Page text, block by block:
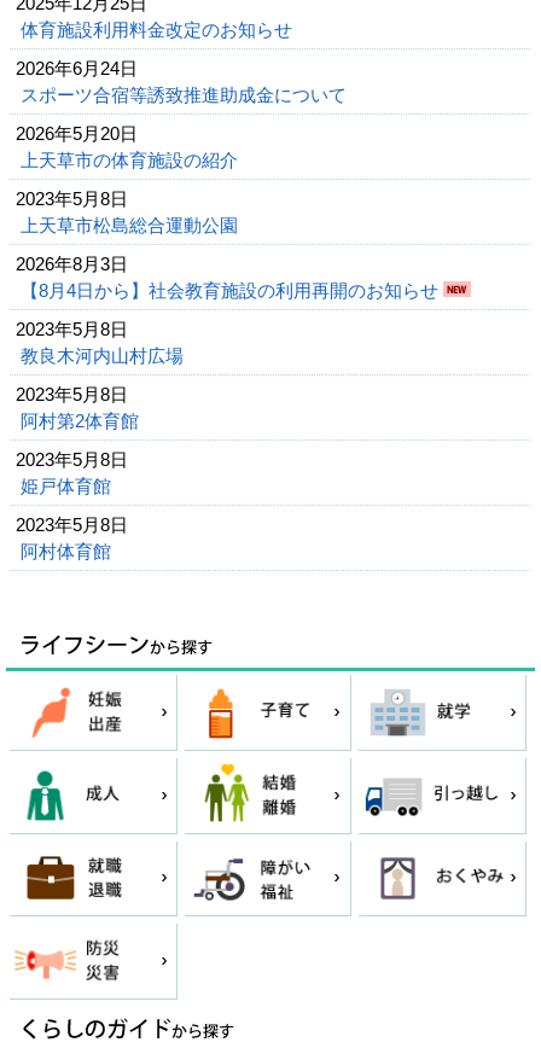
体育施設利用料金改定のお知らせ
2026年6月24日
スポーツ合宿等誘致推進助成金について
2026年5月20日
上天草市の体育施設の紹介
2023年5月8日
上天草市松島総合運動公園
2026年8月3日
【8月4日から】社会教育施設の利用再開のお知らせ
2023年5月8日
教良木河内山村広場
2023年5月8日
阿村第2体育館
2023年5月8日
姫戸体育館
2023年5月8日
阿村体育館